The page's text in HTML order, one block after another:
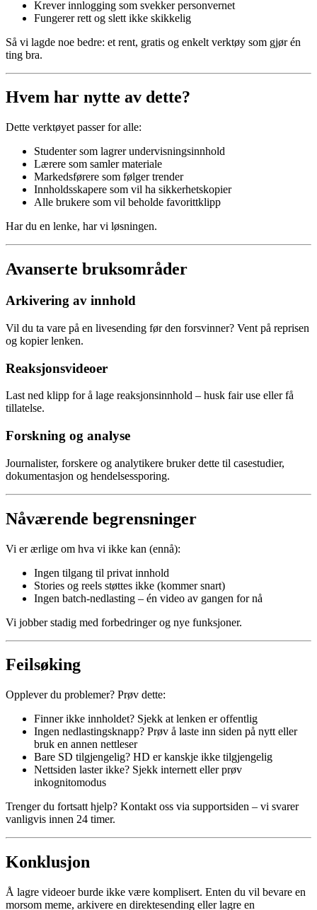
Krever innlogging som svekker personvernet
Fungerer rett og slett ikke skikkelig
Så vi lagde noe bedre: et rent, gratis og enkelt verktøy som gjør én
ting bra.
Hvem har nytte av dette?
Dette verktøyet passer for alle:
Studenter som lagrer undervisningsinnhold
Lærere som samler materiale
Markedsførere som følger trender
Innholdsskapere som vil ha sikkerhetskopier
Alle brukere som vil beholde favorittklipp
Har du en lenke, har vi løsningen.
Avanserte bruksområder
Arkivering av innhold
Vil du ta vare på en livesending før den forsvinner? Vent på reprisen
og kopier lenken.
Reaksjonsvideoer
Last ned klipp for å lage reaksjonsinnhold – husk fair use eller få
tillatelse.
Forskning og analyse
Journalister, forskere og analytikere bruker dette til casestudier,
dokumentasjon og hendelsessporing.
Nåværende begrensninger
Vi er ærlige om hva vi ikke kan (ennå):
Ingen tilgang til privat innhold
Stories og reels støttes ikke (kommer snart)
Ingen batch-nedlasting – én video av gangen for nå
Vi jobber stadig med forbedringer og nye funksjoner.
Feilsøking
Opplever du problemer? Prøv dette:
Finner ikke innholdet? Sjekk at lenken er offentlig
Ingen nedlastingsknapp? Prøv å laste inn siden på nytt eller
bruk en annen nettleser
Bare SD tilgjengelig? HD er kanskje ikke tilgjengelig
Nettsiden laster ikke? Sjekk internett eller prøv
inkognitomodus
Trenger du fortsatt hjelp? Kontakt oss via supportsiden – vi svarer
vanligvis innen 24 timer.
Konklusjon
Å lagre videoer burde ikke være komplisert. Enten du vil bevare en
morsom meme, arkivere en direktesending eller lagre en